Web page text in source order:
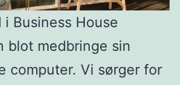
Business House
blot medbringe sin
computer. Vi sørger for